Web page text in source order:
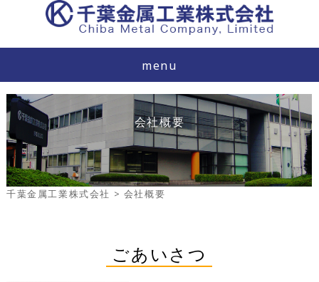
menu
会社概要
千葉金属工業株式会社 > 会社概要
ごあいさつ